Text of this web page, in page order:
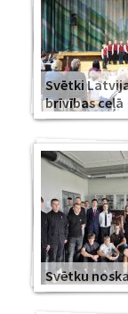
Svētki
brīvības ceļā
Svētku